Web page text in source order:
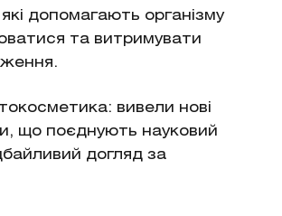
які допомагають організму
та витримувати
вивели нові
що поєднують науковий
дбайливий догляд за